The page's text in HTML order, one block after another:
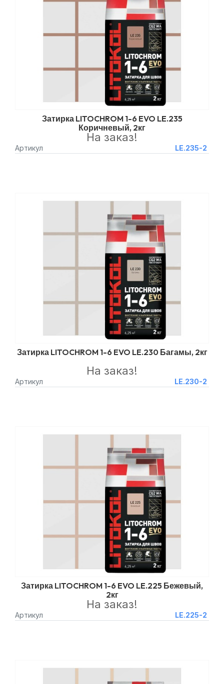
Затирка LITOCHROM 1-6 EVO LE.235
Коричневый, 2кг
Артикул LE.235-2
На заказ!
Затирка LITOCHROM 1-6 EVO LE.230 Багамы, 2кг
Артикул LE.230-2
На заказ!
Затирка LITOCHROM 1-6 EVO LE.225 Бежевый,
2кг
Артикул LE.225-2
На заказ!